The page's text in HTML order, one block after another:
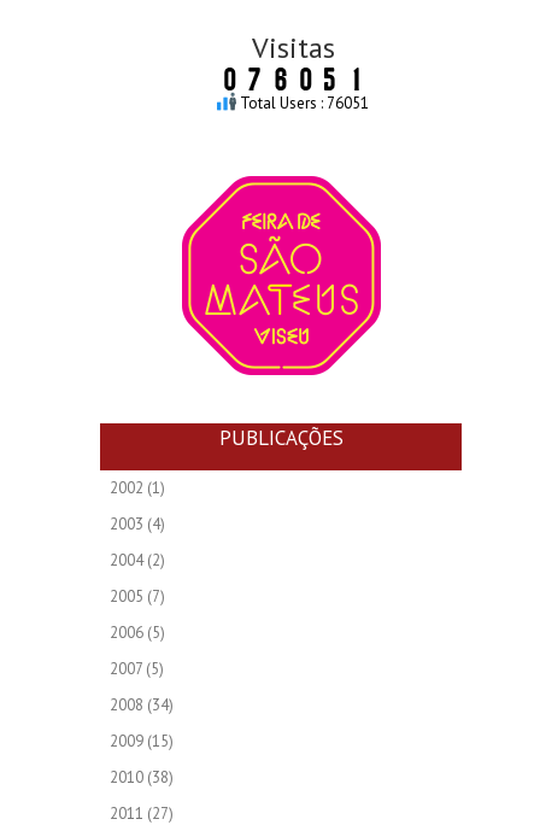
Visitas
Total Users : 76051
PUBLICAÇÕES
2002 (1)
2003 (4)
2004(2)
2005 (7)
2006 (5)
2007 (5)
2008 (34)
2009 (15)
2010 (38)
2011 (27)